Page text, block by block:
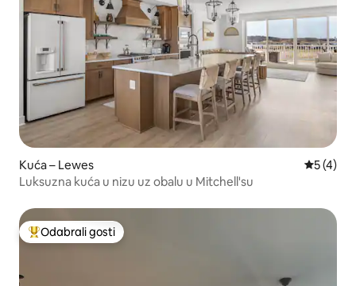
Kuća – Lewes
5 (4)
Luksuzna kuća u nizu uz obalu u Mitchell'su
Među najviše rangiranima s oznakom „Odabrali gosti”
Odabrali gosti